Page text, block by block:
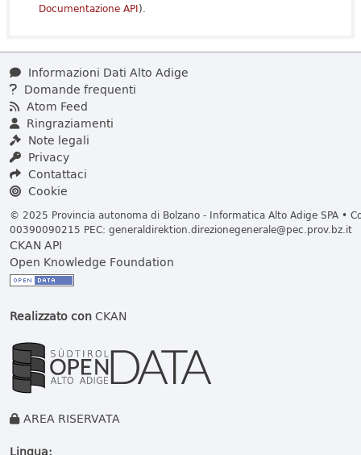
Documentazione API).
Informazioni Dati Alto Adige
Domande frequenti
Atom Feed
Ringraziamenti
Note legali
Privacy
Contattaci
Cookie
© 2025 Provincia autonoma di Bolzano - Informatica Alto Adige SPA •
00390090215 PEC: generaldirektion.direzionegenerale@pec.prov.bz.it
CKAN API
Open Knowledge Foundation
Realizzato conCKAN
AREA RISERVATA
Lingua